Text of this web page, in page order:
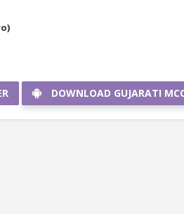
DOWNLOAD GUJARATI